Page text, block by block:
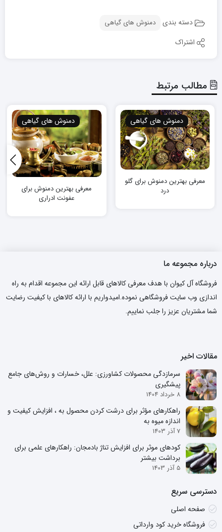
دسته بندی دمنوش های گیاهی
اشتراک
مطالب مرتبط
دمنوش های گیاهی
معرفی بهترین دمنوش برای گلو
درد
دمنوش های گیاهی
معرفی بهترین دمنوش برای
عفونت ادراری
درباره مجموعه ما
فروشگاه آل کیوان با هدف معرفی کالاهای قابل ارائه این مجموعه اقدام به راه
اندازی وب سایت فروشگاهی نموده.امیدواریم با ارائه کالاهای با کیفیت رضایت
شما مشتریان عزیز را جلب نماییم.
مقالات اخیر
سرمازدگی محصولات کشاورزی: علل، خسارات و روش‌های جامع
پیشگیری
8 خرداد 1404
راهکارهای مؤثر برای درشت کردن محصول به ، افزایش کیفیت و
اندازه میوه به
7 آذر 1403
کودهای موثر برای افزایش تناژ بادمجان: راهکارهای علمی برای
برداشت بیشتر
5 آذر 1403
دسترسی سریع
صفحه اصلی
فروشگاه خرید کود وارداتی